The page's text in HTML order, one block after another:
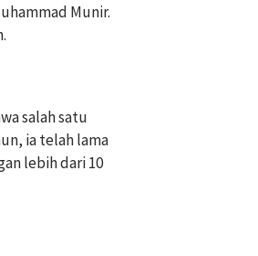
Munir.
salah satu
ia telah lama
lebih dari 10